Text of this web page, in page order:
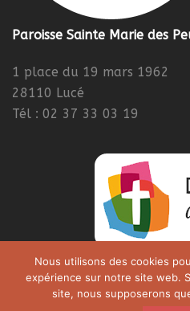
Paroisse Sainte Marie des
1 place du 19 mars 1962
28110 Lucé
Tél : 02 37 33 03 19
Nous utilisons des cookies
expérience sur notre site web.
site, nous supposerons